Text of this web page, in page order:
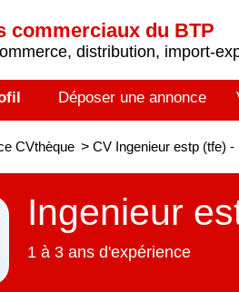
commerciaux du BTP
distribution, import-
Déposer une annonce
CVthèque > CV Ingenieur estp (tfe) -
Ingenieur
1 à 3 ans d'expérience